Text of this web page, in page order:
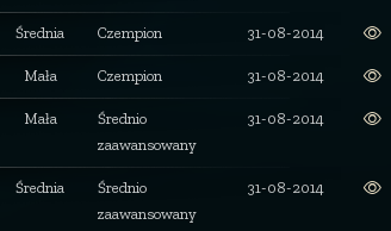
Średnia Czempion 31-08-2014
Mała Czempion 31-08-2014
Mała
Średnio
zaawansowany
31-08-2014
Średnia
Średnio
zaawansowany
31-08-2014